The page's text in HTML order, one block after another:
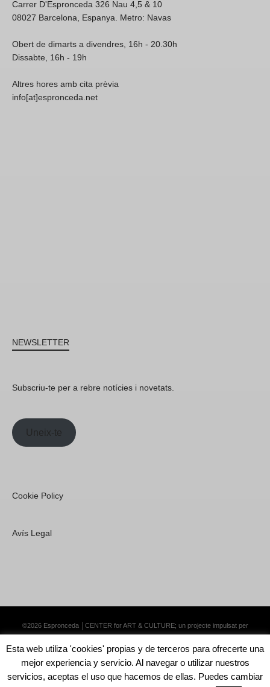
Carrer D'Espronceda 326 Nau 4,5 & 10
08027 Barcelona, Espanya. Metro: Navas
Obert de dimarts a divendres, 16h - 20.30h
Dissabte, 16h - 19h
Altres hores amb cita prèvia
info[at]espronceda.net
NEWSLETTER
Subscriu-te per a rebre notícies i novetats.
Uneix-te
Cookie Policy
Avís Legal
©2026 Espronceda │CENTER for ART & CULTURE; un projecte impulsat per
Esta web utiliza 'cookies' propias y de terceros para ofrecerte una
mejor experiencia y servicio. Al navegar o utilizar nuestros
servicios, aceptas el uso que hacemos de ellas. Puedes cambiar